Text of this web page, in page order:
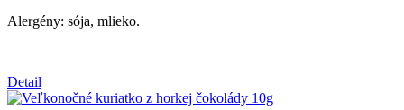
Alergény: sója, mlieko.
Detail